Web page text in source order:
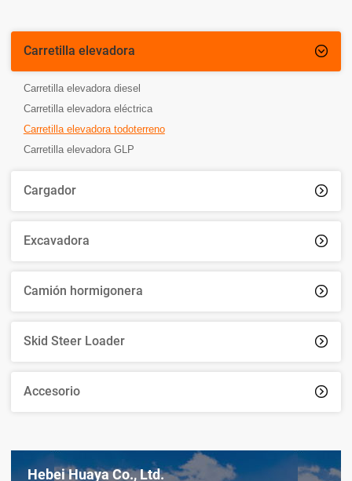
Carretilla elevadora 
Carretilla elevadora diesel
Carretilla elevadora eléctrica
Carretilla elevadora todoterreno
Carretilla elevadora GLP
Cargador 
Excavadora 
Camión hormigonera 
Skid Steer Loader 
Accesorio 
Hebei Huaya Co., Ltd.